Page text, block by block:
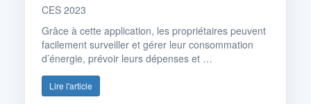
CES 2023
Grâce à cette application, les propriétaires peuvent
facilement surveiller et gérer leur consommation
d’énergie, prévoir leurs dépenses et …
Lire l'article